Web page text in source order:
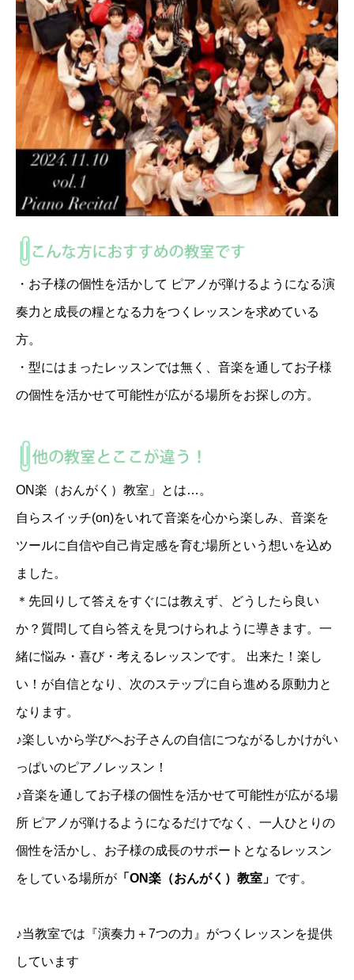
・お子様の個性を活かして ピアノが弾けるようになる演
奏力と成長の糧となる力をつくレッスンを求めている
方。
・型にはまったレッスンでは無く、音楽を通してお子様
の個性を活かせて可能性が広がる場所をお探しの方。
ON楽（おんがく）教室」とは…。
自らスイッチ(on)をいれて音楽を心から楽しみ、音楽を
ツールに自信や自己肯定感を育む場所という想いを込め
ました。
＊先回りして答えをすぐには教えず、どうしたら良い
か？質問して自ら答えを見つけられように導きます。一
緒に悩み・喜び・考えるレッスンです。 出来た！楽し
い！が自信となり、次のステップに自ら進める原動力と
なります。
♪楽しいから学びへお子さんの自信につながるしかけがい
っぱいのピアノレッスン！
♪音楽を通してお子様の個性を活かせて可能性が広がる場
所 ピアノが弾けるようになるだけでなく、一人ひとりの
個性を活かし、お子様の成長のサポートとなるレッスン
をしている場所が 「ON楽（おんがく）教室」 です。
♪当教室では『演奏力＋7つの力』がつくレッスンを提供
しています